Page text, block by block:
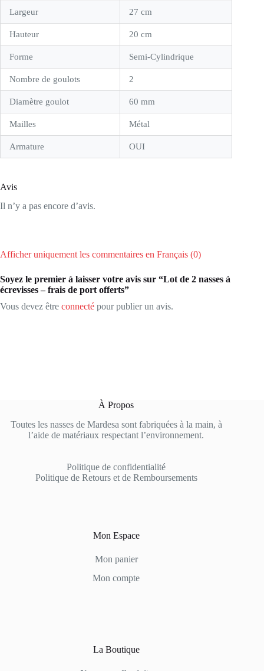
Largeur 27 cm
Hauteur 20 cm
Forme Semi-Cylindrique
Nombre de goulots 2
Diamètre goulot 60 mm
Mailles Métal
Armature OUI
Avis
Il n’y a pas encore d’avis.
Afficher uniquement les commentaires en Français (0)
Soyez le premier à laisser votre avis sur “Lot de 2 nasses à
écrevisses – frais de port offerts”
Vous devez être connecté pour publier un avis.
À Propos
Toutes les nasses de Mardesa sont fabriquées à la main, à
l’aide de matériaux respectant l’environnement.
Politique de confidentialité
Politique de Retours et de Remboursements
Mon Espace
Mon panier
Mon compte
La Boutique